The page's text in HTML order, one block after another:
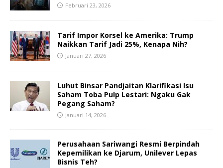
Februari 23, 2026
Tarif Impor Korsel ke Amerika: Trump
Naikkan Tarif Jadi 25%, Kenapa Nih?
Januari 27, 2026
Luhut Binsar Pandjaitan Klarifikasi Isu
Saham Toba Pulp Lestari: Ngaku Gak
Pegang Saham?
Januari 14, 2026
Perusahaan Sariwangi Resmi Berpindah
Kepemilikan ke Djarum, Unilever Lepas
Bisnis Teh?